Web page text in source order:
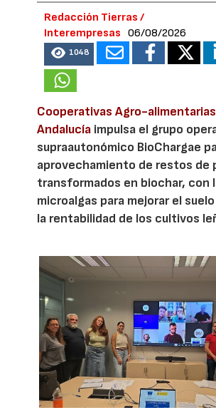
Redacción Tierras /
Interempresas
06/08/2026
1048
Cooperativas Agro-
Andalucía impulsa el grupo
supraautonómico BioChargae
aprovechamiento de restos de
transformados en biochar, con
microalgas para mejorar el
la rentabilidad de los cultivos